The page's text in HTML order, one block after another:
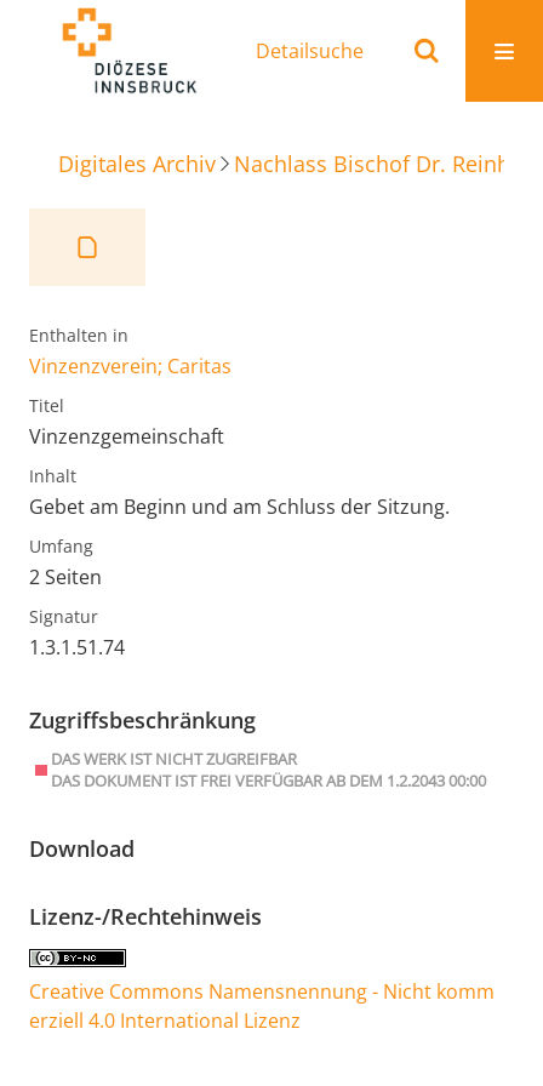
Detailsuche
Digitales Archiv Nachlass Bischof Dr.
Enthalten in
Vinzenzverein; Caritas
Titel
Vinzenzgemeinschaft
Inhalt
Gebet am Beginn und am Schluss der Sitzung.
Umfang
2 Seiten
Signatur
1.3.1.51.74
Zugriffsbeschränkung
DAS WERK IST NICHT ZUGREIFBAR
DAS DOKUMENT IST FREI VERFÜGBAR AB DEM 1.2.2043 00:00
Download
Lizenz-/Rechtehinweis
Creative Commons Namensnennung - Nicht komm
erziell 4.0 International Lizenz